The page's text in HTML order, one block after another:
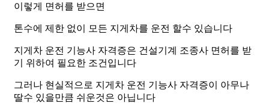
이렇게 면허를 받으면
톤수에 제한 없이 모든 지게차를 운전 할수 있습니다
지게차 운전 기능사 자격증은 건설기계 조종사 면허를 받
기 위하여 필요한 조건입니다
그러나 현실적으로 지게차 운전 기능사 자격증이 아무나
딸수 있을만큼 쉬운것은 아닙니다